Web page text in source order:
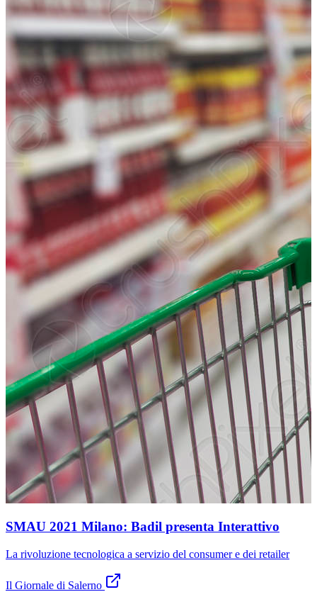
SMAU 2021 Milano: Badil presenta Interattivo
La rivoluzione tecnologica a servizio del consumer e dei retailer
Il Giornale di Salerno